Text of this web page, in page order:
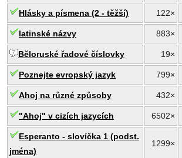
Hlásky a písmena (2 - těžší) 122×
latinské názvy 883×
Běloruské řadové číslovky 19×
Poznejte evropský jazyk 799×
Ahoj na různé způsoby 432×
"Ahoj" v cizích jazycích 6502×
Esperanto - slovíčka 1 (podst.
jména)
1299×